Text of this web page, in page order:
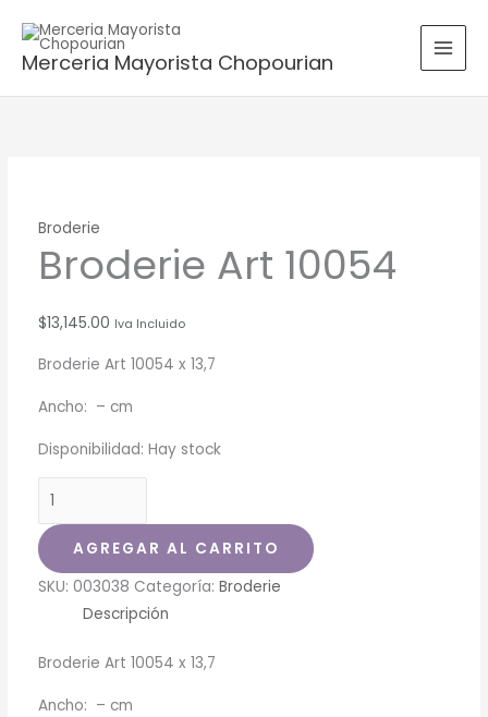
contenido
Merceria Mayorista Chopourian
u
s
c
Broderie
Broderie Art 10054
$13,145.00 Iva Incluido
Broderie Art 10054 x 13,7
Ancho: – cm
Disponibilidad: Hay stock
Art
10054
cantidad
AGREGAR AL CARRITO
SKU: 003038 Categoría: Broderie
Descripción
Broderie Art 10054 x 13,7
Ancho: – cm